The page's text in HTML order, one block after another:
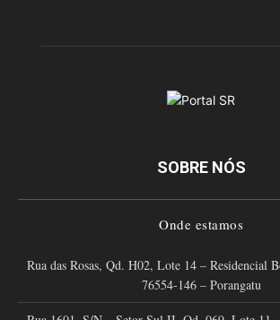
SOBRE NÓS
Onde estamos
Rua das Rosas, Qd. H02, Lote 14 – Residencial
76554-146 – Porangatu